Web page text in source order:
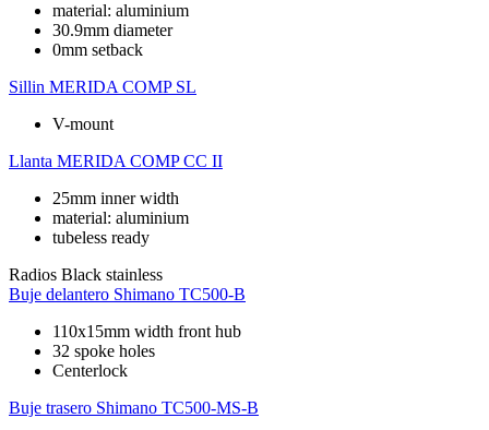
material: aluminium
30.9mm diameter
0mm setback
Sillin MERIDA COMP SL
V-mount
Llanta MERIDA COMP CC II
25mm inner width
material: aluminium
tubeless ready
Radios Black stainless
Buje delantero Shimano TC500-B
110x15mm width front hub
32 spoke holes
Centerlock
Buje trasero Shimano TC500-MS-B